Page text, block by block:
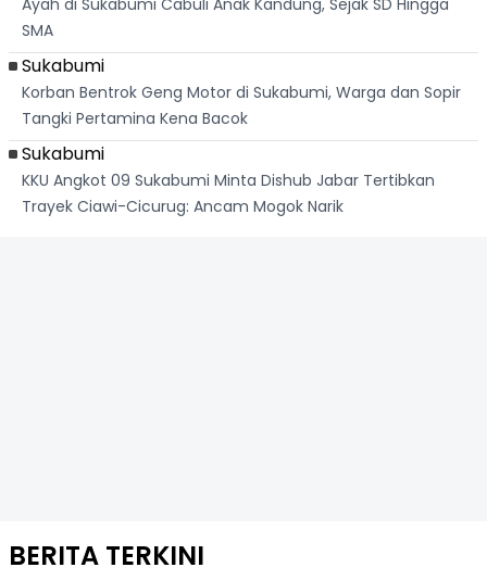
Ayah di Sukabumi Cabuli Anak Kandung, Sejak SD Hingga
SMA
Sukabumi
Korban Bentrok Geng Motor di Sukabumi, Warga dan Sopir
Tangki Pertamina Kena Bacok
Sukabumi
KKU Angkot 09 Sukabumi Minta Dishub Jabar Tertibkan
Trayek Ciawi-Cicurug: Ancam Mogok Narik
BERITA TERKINI